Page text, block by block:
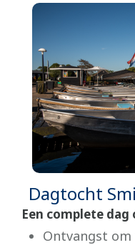
Dagtocht
Een complete
Ontvangst om